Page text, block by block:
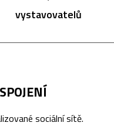
vystavovatelů
sociální sítě.